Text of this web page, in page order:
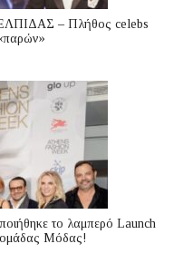
ΕΛΠΙΔΑΣ – Πλήθος celebs
το λαμπερό Launch
Μόδας!